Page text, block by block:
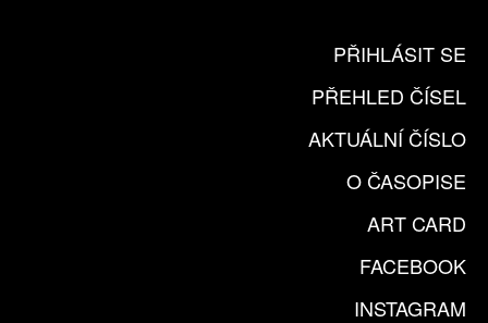
PŘIHLÁSIT SE
PŘEHLED ČÍSEL
AKTUÁLNÍ ČÍSLO
O ČASOPISE
ART CARD
FACEBOOK
INSTAGRAM